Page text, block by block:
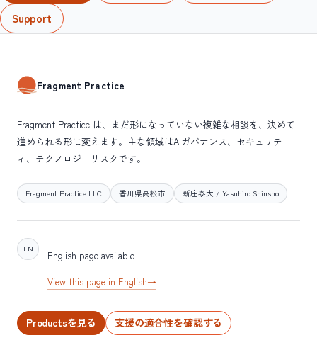
Support
Fragment Practice
Fragment Practice は、まだ形になっていない複雑な相談を、決めて
進められる形に変えます。主な領域はAIガバナンス、セキュリテ
ィ、テクノロジーリスクです。
Fragment Practice LLC 香川県高松市 新庄泰大 / Yasuhiro Shinsho
EN
English page available
View this page in English→
Productsを見る 支援の適合性を確認する